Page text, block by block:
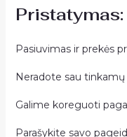
Pristatymas:
Pasiuvimas ir prekės
Neradote sau
Galime koreguoti
Parašykite savo